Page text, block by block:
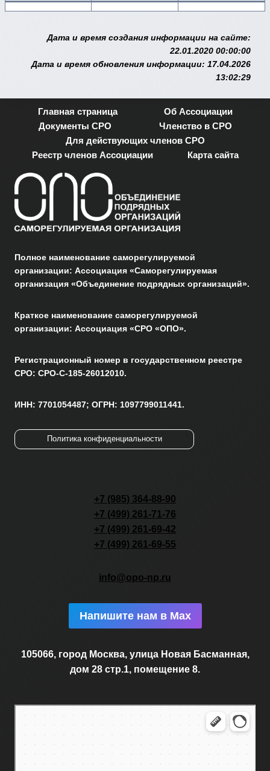
Дата и время создания информации на сайте:
22.01.2020 00:00:00
Дата и время обновления информации: 17.04.2026
13:02:29
Главная страница
Об Ассоциации
Документы СРО
Членство в СРО
Для действующих членов СРО
Реестр членов Ассоциации
Карта сайта
Полное наименование саморегулируемой
организации: Ассоциация «Саморегулируемая
организация «Объединение подрядных организаций».
Краткое наименование саморегулируемой
организации: Ассоциация «СРО «ОПО».
Регистрационный номер в государственном реестре
СРО: СРО-С-185-26012010.
ИНН: 7701054487; ОГРН: 1097799011441.
Политика конфиденциальности
+7 (985) 364-88-90
+7 (499) 261-71-76
+7 (499) 261-69-42
+7 (499) 261-69-55
info@opo-np.ru
Напишите нам в Max
105066, город Москва, улица Новая Басманная,
дом 28 стр.1, помещение 8.